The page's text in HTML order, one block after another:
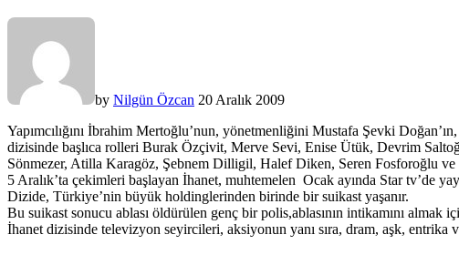
by Nilgün Özcan 20 Aralık 2009
Yapımcılığını İbrahim Mertoğlu’nun, yönetmenliğini Mustafa Şevki
dizisinde başlıca rolleri Burak Özçivit, Merve Sevi, Enise Ütük, Devrim
Sönmezer, Atilla Karagöz, Şebnem Dilligil, Halef Diken, Seren Fosforoğlu
5 Aralık’ta çekimleri başlayan İhanet, muhtemelen Ocak ayında Star tv’de
Dizide, Türkiye’nin büyük holdinglerinden birinde bir suikast yaşanır.
Bu suikast sonucu ablası öldürülen genç bir polis,ablasının intikamını
İhanet dizisinde televizyon seyircileri, aksiyonun yanı sıra, dram, aşk, entrika